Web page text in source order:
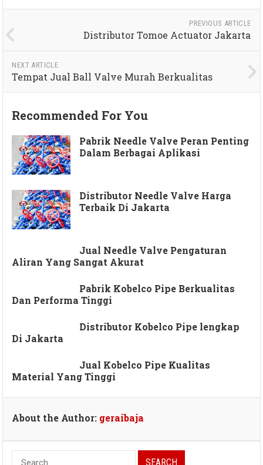
PREVIOUS ARTICLE
Distributor Tomoe Actuator Jakarta
NEXT ARTICLE
Tempat Jual Ball Valve Murah Berkualitas
Recommended For You
Pabrik Needle Valve Peran Penting
Dalam Berbagai Aplikasi
Distributor Needle Valve Harga
Terbaik Di Jakarta
Jual Needle Valve Pengaturan
Aliran Yang Sangat Akurat
Pabrik Kobelco Pipe Berkualitas
Dan Performa Tinggi
Distributor Kobelco Pipe lengkap
Di Jakarta
Jual Kobelco Pipe Kualitas
Material Yang Tinggi
About the Author: geraibaja
Search